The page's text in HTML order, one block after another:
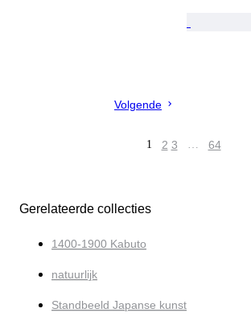
Volgende
1 2 3 … 64
Gerelateerde collecties
1400-1900 Kabuto
natuurlijk
Standbeeld Japanse kunst